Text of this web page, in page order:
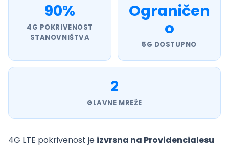
90%
4G POKRIVENOST
STANOVNIŠTVA
Ograničen
o
5G DOSTUPNO
2
GLAVNE MREŽE
4G LTE pokrivenost je izvrsna na Providencialesu